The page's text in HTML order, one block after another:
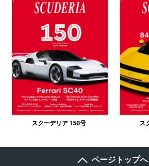
スクーデリア 150号 ス
ページトップへ